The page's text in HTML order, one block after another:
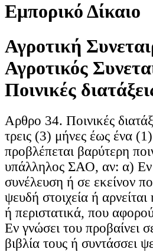
Εμπορικό Δίκαιο
Αγροτική
Αγροτικός
Ποινικές
Αρθρο 34. Ποινικές
τρεις (3) μήνες έως ένα
προβλέπεται βαρύτερη
υπάλληλος ΣΑΟ, αν: α) Εν
συνέλευση ή σε εκείνον
ψευδή στοιχεία ή
ή περιστατικά, που
Εν γνώσει του προβαίνει
βιβλία τους ή συντάσσει